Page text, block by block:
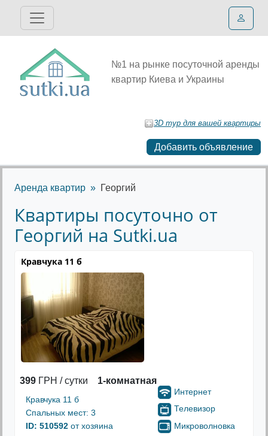
№1 на рынке посуточной аренды
квартир Киева и Украины
3D тур для вашей квартиры
Добавить объявление
Аренда квартир Георгий
Квартиры посуточно от
Георгий на Sutki.ua
Кравчука 11 б
399 ГРН / сутки 1-комнатная
Кравчука 11 б
Спальных мест: 3
ID: 510592 от хозяина
Интернет
Телевизор
Микроволновка